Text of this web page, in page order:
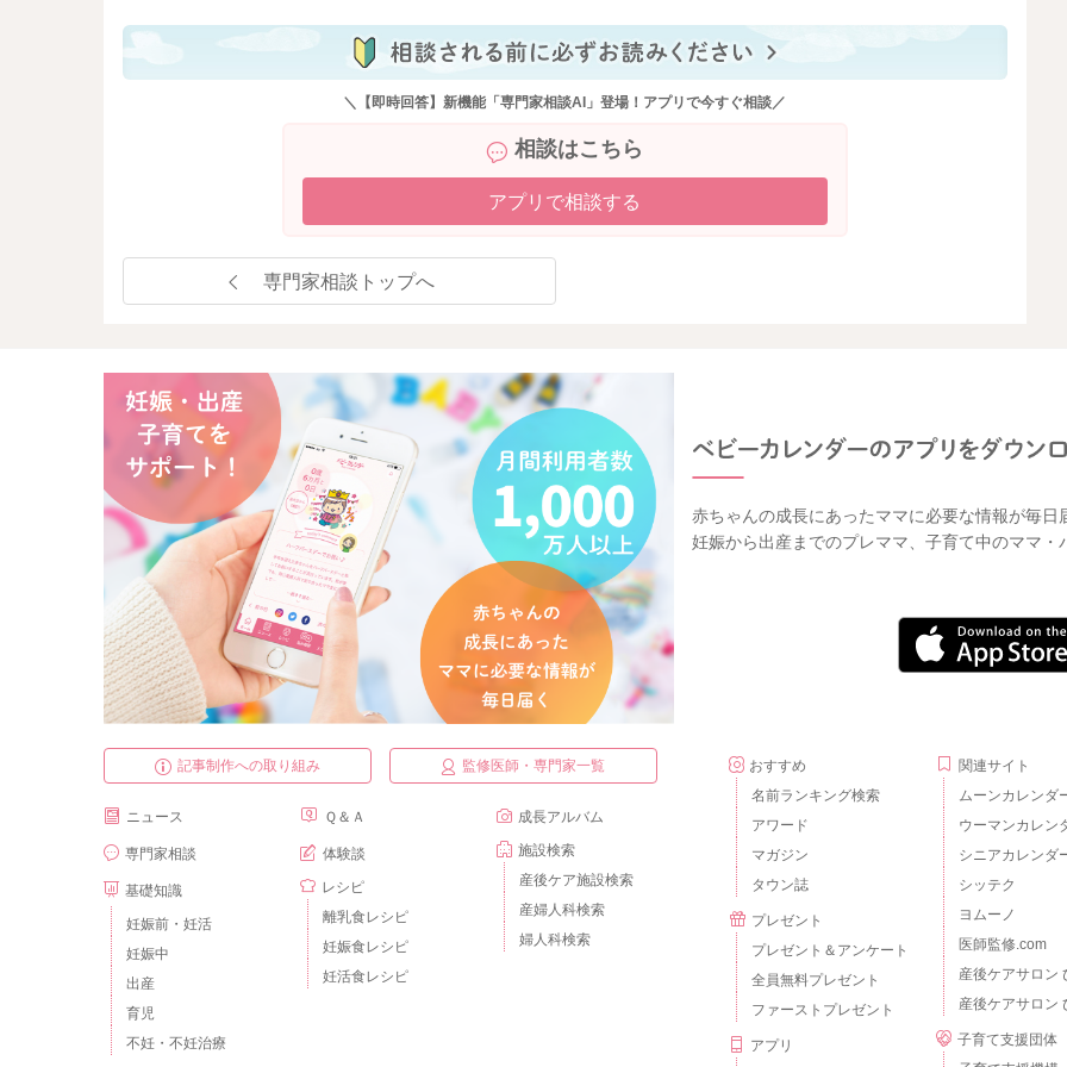
＼【即時回答】新機能「専門家相談AI」登場！アプリで今すぐ相談／
相談はこちら
アプリで相談する
専門家相談トップへ
赤ちゃんの成長にあったママに必要な情報が毎日
妊娠から出産までのプレママ、子育て中のママ
記事制作への取り組み 監修医師・専門家一覧
ニュース
専門家相談
基礎知識
妊娠前・妊活
妊娠中
出産
育児
不妊・不妊治療
Ｑ＆Ａ
体験談
レシピ
離乳食レシピ
妊娠食レシピ
妊活食レシピ
成長アルバム
施設検索
産後ケア施設検索
産婦人科検索
婦人科検索
おすすめ
名前ランキング検索
アワード
マガジン
タウン誌
プレゼント
プレゼント＆アンケート
全員無料プレゼント
ファーストプレゼント
アプリ
関連サイト
ムーンカレンダ
ウーマンカレン
シニアカレンダ
シッテク
ヨムーノ
医師監修.com
産後ケアサロン
産後ケアサロン
子育て支援団体